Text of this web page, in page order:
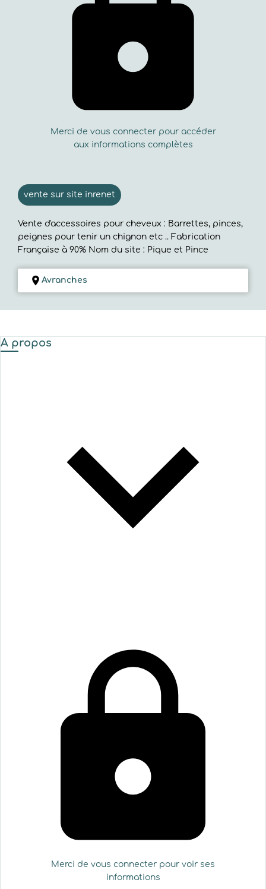
Merci de vous connecter pour accéder
aux informations complètes
vente sur site inrenet
Vente d'accessoires pour cheveux : Barrettes, pinces,
peignes pour tenir un chignon etc .. Fabrication
Française à 90% Nom du site : Pique et Pince
Avranches
A propos
Merci de vous connecter pour voir ses
informations